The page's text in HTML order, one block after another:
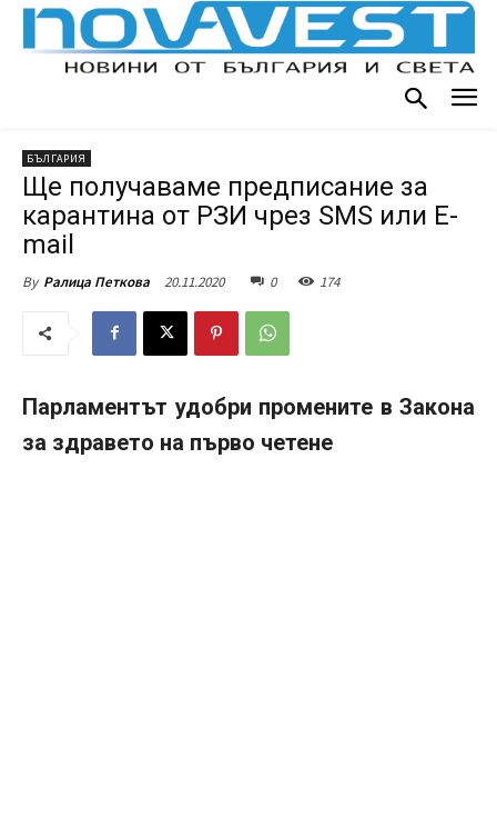
БЪЛГАРИЯ
Ще получаваме предписание за
карантина от РЗИ чрез SMS или E-
mail
By Ралица Петкова 20.11.2020 0 174
Парламентът удобри промените в Закона
за здравето на първо четене